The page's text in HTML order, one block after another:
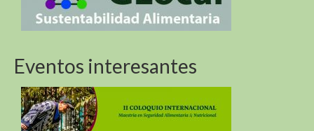
Eventos interesantes